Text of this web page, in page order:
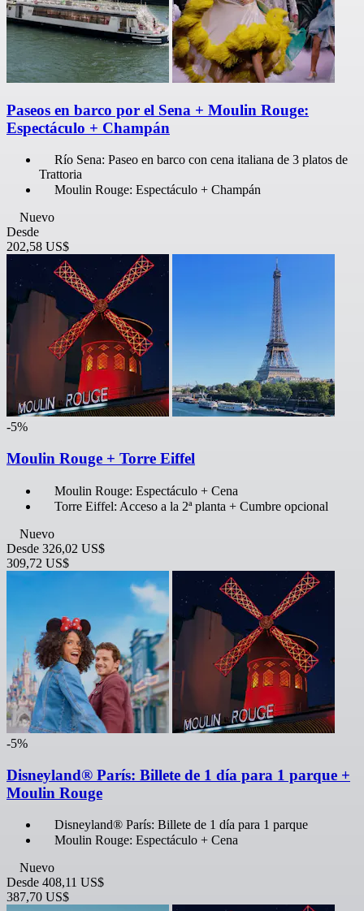
Paseos en barco por el Sena + Moulin Rouge:
Espectáculo + Champán
Río Sena: Paseo en barco con cena italiana de 3 platos de
Trattoria
Moulin Rouge: Espectáculo + Champán
Nuevo
Desde
202,58 US$
-5%
Moulin Rouge + Torre Eiffel
Moulin Rouge: Espectáculo + Cena
Torre Eiffel: Acceso a la 2ª planta + Cumbre opcional
Nuevo
Desde 326,02 US$
309,72 US$
-5%
Disneyland® París: Billete de 1 día para 1 parque +
Moulin Rouge
Disneyland® París: Billete de 1 día para 1 parque
Moulin Rouge: Espectáculo + Cena
Nuevo
Desde 408,11 US$
387,70 US$